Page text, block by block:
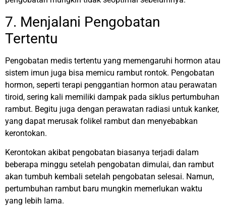
7. Menjalani Pengobatan
Tertentu
Pengobatan medis tertentu yang memengaruhi hormon atau
sistem imun juga bisa memicu rambut rontok. Pengobatan
hormon, seperti terapi penggantian hormon atau perawatan
tiroid, sering kali memiliki dampak pada siklus pertumbuhan
rambut. Begitu juga dengan perawatan radiasi untuk kanker,
yang dapat merusak folikel rambut dan menyebabkan
kerontokan.
Kerontokan akibat pengobatan biasanya terjadi dalam
beberapa minggu setelah pengobatan dimulai, dan rambut
akan tumbuh kembali setelah pengobatan selesai. Namun,
pertumbuhan rambut baru mungkin memerlukan waktu
yang lebih lama.